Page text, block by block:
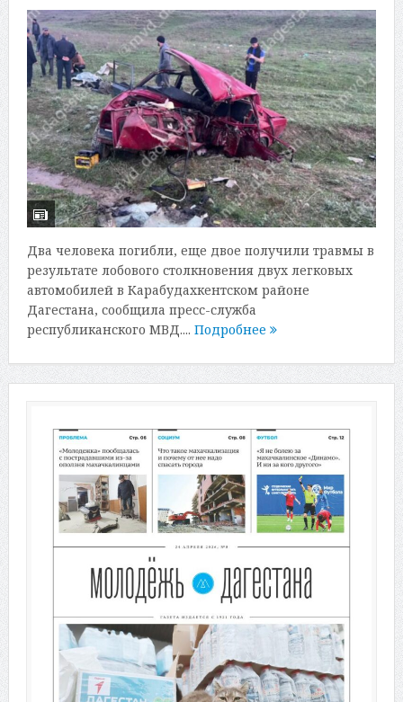
Два человека погибли, еще двое получили травмы в
результате лобового столкновения двух легковых
автомобилей в Карабудахкентском районе
Дагестана, сообщила пресс-служба
республиканского МВД.... Подробнее